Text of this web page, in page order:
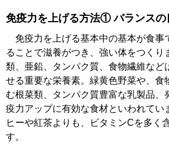
免疫力を上げる方法① バランスの
免疫力を上げる基本中の基本が食事
ることで滋養がつき、強い体をつくり
類、亜鉛、タンパク質、食物繊維など
せる重要な栄養素。緑黄色野菜や、食
む根菜類、タンパク質豊富な乳製品、
疫力アップに有効な食材といわれてい
ヒーや紅茶よりも、ビタミンCを多く
す。